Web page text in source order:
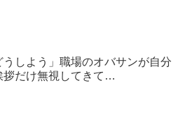
うしよう」職場のオバサンが自分
拶だけ無視してきて…